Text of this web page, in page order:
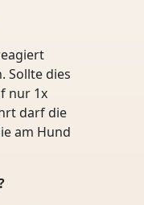
Sollte dies
nur 1x
darf die
am Hund